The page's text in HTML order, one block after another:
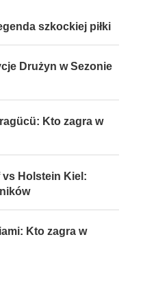
szkockiej piłki
Drużyn w Sezonie
Kto zagra w
vs Holstein Kiel:
Kto zagra w